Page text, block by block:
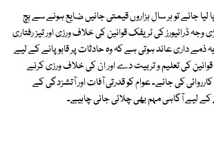
لیا جائے تو ہر سال ہزاروں قیمتی جانیں ضایع ہونے سے بچ
ڈرائیورز کی ٹریفک قوانین کی خلاف ورزی اور تیز رفتاری
ذمے داری عائد ہوتی ہے کہ وہ حادثات پر قابو پانے کے لیے
کی تعلیم و تربیت دے اور ان کی خلاف ورزی کرنے
کی جائے۔ عوام کو قدرتی آفات اور آتشزدگی کے
کے لیے آگاہی مہم بھی چلائی جانی چاہیے۔